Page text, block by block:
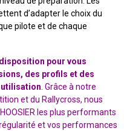
d’adapter le choix du
pilote et de chaque
pour vous
des profils et des
utilisation. Grâce à notre
et du Rallycross, nous
les plus performants
et vos performances